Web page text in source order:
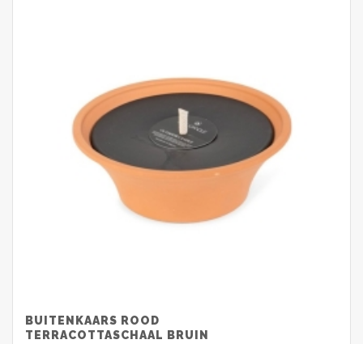
BUITENKAARS ROOD
TERRACOTTASCHAAL BRUIN